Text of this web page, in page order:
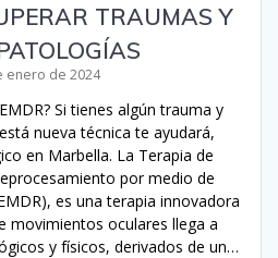
TRAUMAS Y
enero de 2024
Si tienes algún trauma y
nueva técnica te ayudará,
en Marbella. La Terapia de
por medio de
es una terapia innovadora
movimientos oculares llega a
y físicos, derivados de un…